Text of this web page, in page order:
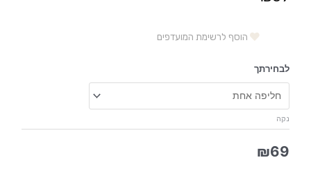
הוסף לרשימת המועדפים
לבחירתך
נקה
₪69